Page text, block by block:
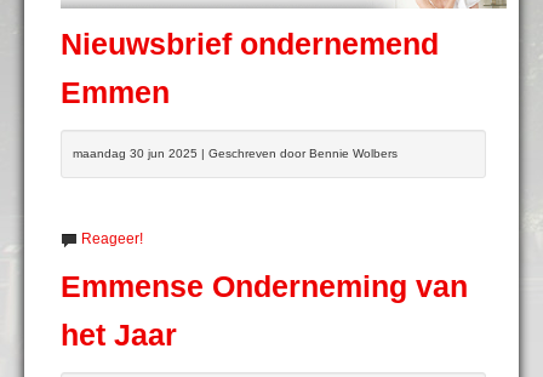
Nieuwsbrief ondernemend
Emmen
maandag 30 jun 2025 | Geschreven door Bennie Wolbers
Reageer!
Emmense Onderneming van
het Jaar